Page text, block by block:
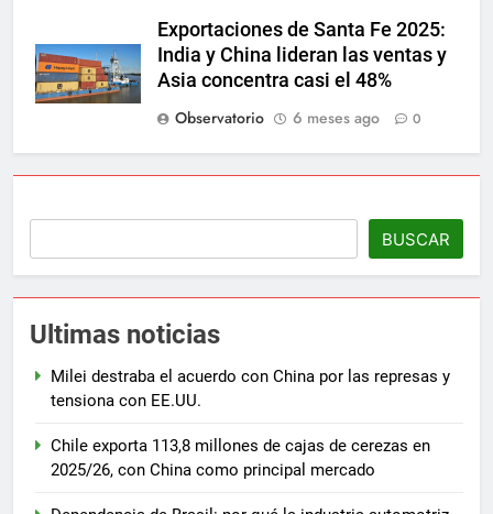
Exportaciones de Santa Fe 2025:
India y China lideran las ventas y
Asia concentra casi el 48%
Observatorio
6 meses ago 0
BUSCAR
Ultimas noticias
Milei destraba el acuerdo con China por las represas y
tensiona con EE.UU.
Chile exporta 113,8 millones de cajas de cerezas en
2025/26, con China como principal mercado